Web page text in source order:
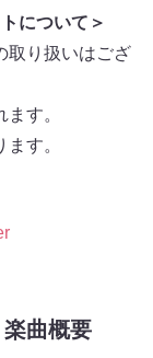
について＞
取り扱いはござ
す。
す。
曲概要